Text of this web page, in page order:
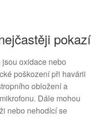
pokazí
oxidace nebo
poškození při havárii
obložení a
Dále mohou
nebo nehodící se